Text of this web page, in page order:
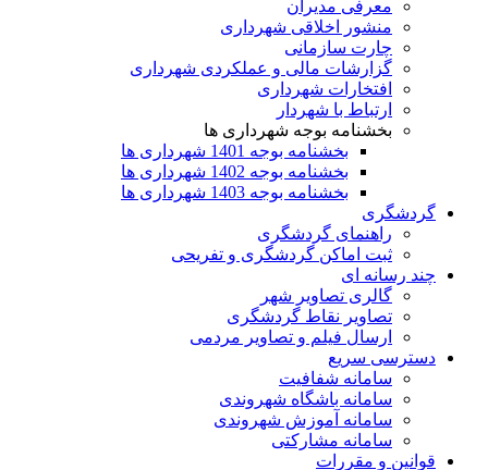
معرفی مدیران
منشور اخلاقی شهرداری
چارت سازمانی
گزارشات مالی و عملکردی شهرداری
افتخارات شهرداری
ارتباط با شهردار
بخشنامه بوجه شهرداری ها
بخشنامه بوجه 1401 شهرداری ها
بخشنامه بوجه 1402 شهرداری ها
بخشنامه بوجه 1403 شهرداری ها
گردشگری
راهنمای گردشگری
ثبت اماکن گردشگری و تفریحی
چند رسانه ای
گالری تصاویر شهر
تصاویر نقاط گردشگری
ارسال فیلم و تصاویر مردمی
دسترسی سریع
سامانه شفافیت
سامانه باشگاه شهروندی
سامانه آموزش شهروندی
سامانه مشارکتی
قوانین و مقررات